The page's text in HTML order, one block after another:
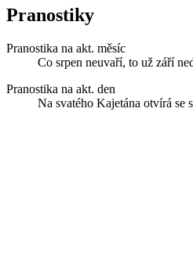
Pranostiky
Pranostika na akt. měsíc
Co srpen neuvaří, to už září
Pranostika na akt. den
Na svatého Kajetána otvírá se